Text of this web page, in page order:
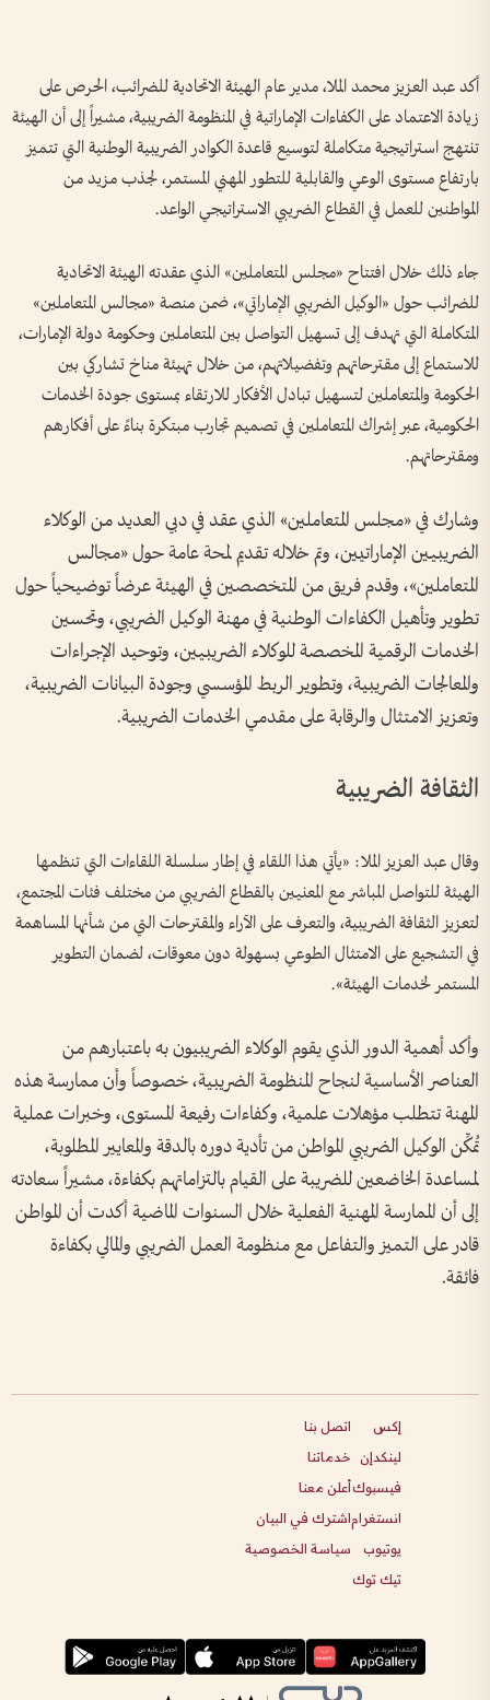
أكد عبد العزيز محمد الملا، مدير عام الهيئة الاتحادية للضرائب، الحرص على
زيادة الاعتماد على الكفاءات الإماراتية في المنظومة الضريبية، مشيراً إلى أن الهيئة
تنتهج استراتيجية متكاملة لتوسيع قاعدة الكوادر الضريبية الوطنية التي تتميز
بارتفاع مستوى الوعي والقابلية للتطور المهني المستمر، لجذب مزيد من
المواطنين للعمل في القطاع الضريبي الاستراتيجي الواعد.
جاء ذلك خلال افتتاح «مجلس المتعاملين» الذي عقدته الهيئة الاتحادية
للضرائب حول «الوكيل الضريبي الإماراتي»، ضمن منصة «مجالس المتعاملين»
المتكاملة التي تهدف إلى تسهيل التواصل بين المتعاملين وحكومة دولة الإمارات،
للاستماع إلى مقترحاتهم وتفضيلاتهم، من خلال تهيئة مناخ تشاركي بين
الحكومة والمتعاملين لتسهيل تبادل الأفكار للارتقاء بمستوى جودة الخدمات
الحكومية، عبر إشراك المتعاملين في تصميم تجارب مبتكرة بناءً على أفكارهم
ومقترحاتهم.
وشارك في «مجلس المتعاملين» الذي عقد في دبي العديد من الوكلاء
الضريبيين الإماراتيين، وتم خلاله تقديم لمحة عامة حول «مجالس
المتعاملين»، وقدم فريق من المتخصصين في الهيئة عرضاً توضيحياً حول
تطوير وتأهيل الكفاءات الوطنية في مهنة الوكيل الضريبي، وتحسين
الخدمات الرقمية المخصصة للوكلاء الضريبيين، وتوحيد الإجراءات
والمعالجات الضريبية، وتطوير الربط المؤسسي وجودة البيانات الضريبية،
وتعزيز الامتثال والرقابة على مقدمي الخدمات الضريبية.
الثقافة الضريبية
وقال عبد العزيز الملا: «يأتي هذا اللقاء في إطار سلسلة اللقاءات التي تنظمها
الهيئة للتواصل المباشر مع المعنيين بالقطاع الضريبي من مختلف فئات المجتمع،
لتعزيز الثقافة الضريبية، والتعرف على الآراء والمقترحات التي من شأنها المساهمة
في التشجيع على الامتثال الطوعي بسهولة دون معوقات، لضمان التطوير
المستمر لخدمات الهيئة».
وأكد أهمية الدور الذي يقوم الوكلاء الضريبيون به باعتبارهم من
العناصر الأساسية لنجاح المنظومة الضريبية، خصوصاً وأن ممارسة هذه
المهنة تتطلب مؤهلات علمية، وكفاءات رفيعة المستوى، وخبرات عملية
تُمكِّن الوكيل الضريبي المواطن من تأدية دوره بالدقة والمعايير المطلوبة،
لمساعدة الخاضعين للضريبة على القيام بالتزاماتهم بكفاءة، مشيراً سعادته
إلى أن الممارسة المهنية الفعلية خلال السنوات الماضية أكدت أن المواطن
قادر على التميز والتفاعل مع منظومة العمل الضريبي والمالي بكفاءة
فائقة.
إكس
لينكدإن
فيسبوك
انستغرام
يوتيوب
تيك توك
اتصل بنا
خدماتنا
أعلن معنا
اشترك في البيان
سياسة الخصوصية